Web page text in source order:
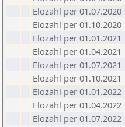
Elozahl per 01.07.2020
Elozahl per 01.10.2020
Elozahl per 01.01.2021
Elozahl per 01.04.2021
Elozahl per 01.07.2021
Elozahl per 01.10.2021
Elozahl per 01.01.2022
Elozahl per 01.04.2022
Elozahl per 01.07.2022